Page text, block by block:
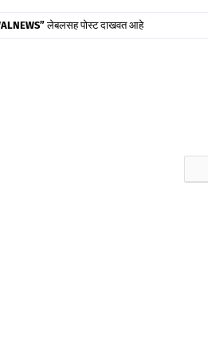
लेबलसह पोस्ट दाखवत आहे